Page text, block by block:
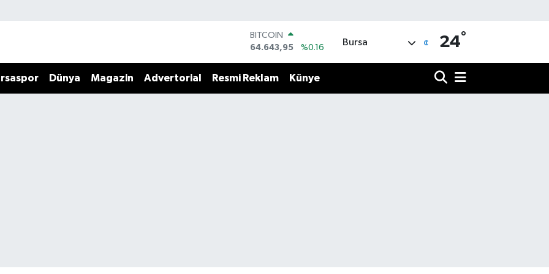
BITCOIN
64.643,95
%0.16
47,6704
%0
Bursa 24°
Dünya Magazin Advertorial Resmi Reklam Künye